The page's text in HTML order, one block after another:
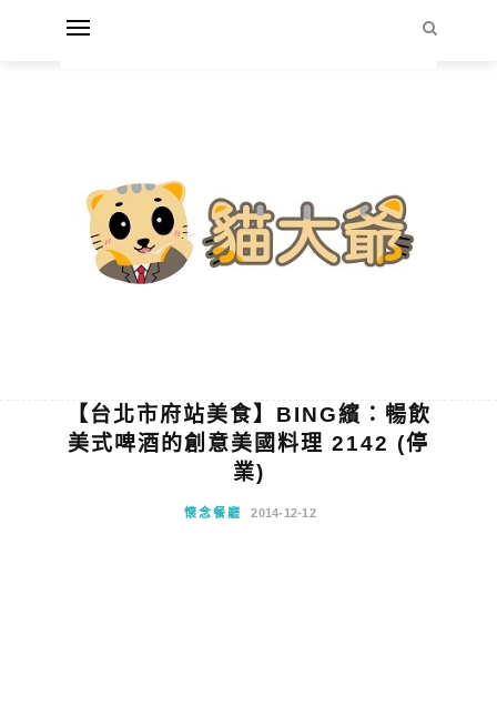
【台北市府站美食】BING繽：暢飲
美式啤酒的創意美國料理 2142 (停
業)
懷念餐廳 2014-12-12